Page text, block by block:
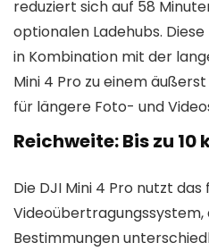
reduziert sich auf 58
optionalen Ladehubs.
in Kombination mit der
Mini 4 Pro zu einem
für längere Foto- und
Reichweite: Bis zu 10
Die DJI Mini 4 Pro nutzt
Videoübertragungssystem,
Bestimmungen